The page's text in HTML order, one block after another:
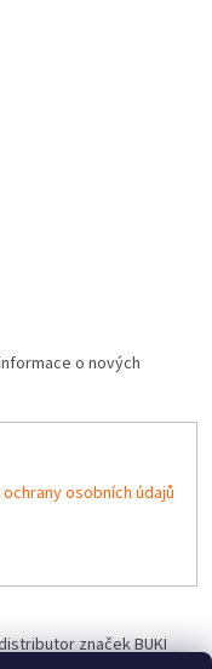
o nových
osobních údajů
značek BUKI